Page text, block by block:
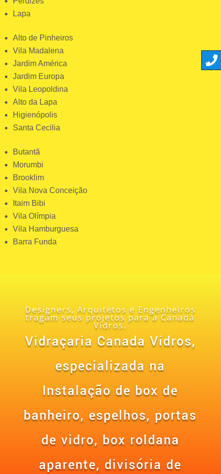
Lapa
Alto de Pinheiros
Vila Madalena
Jardim América
Jardim Europa
Vila Leopoldina
Alto da Lapa
Higienópolis
Santa Cecilia
Butantã
Morumbi
Brooklim
Vila Nova Conceição
Itaim Bibi
Vila Olímpia
Vila Hamburguesa
Barra Funda
Designers, Arquitetos e Engenheiros
tragam seus projetos para a Canadá
Vidros.
Vidraçaria Canada Vidros,
especializada na
Instalação de box de
banheiro, espelhos, portas
de vidro, box roldana
aparente, divisória de